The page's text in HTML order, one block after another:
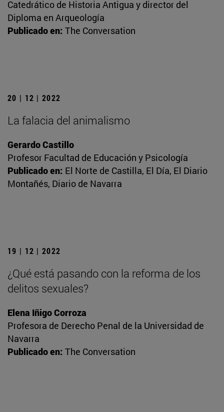
Catedrático de Historia Antigua y director del
Diploma en Arqueología
Publicado en: The Conversation
20 | 12 | 2022
La falacia del animalismo
Gerardo Castillo
Profesor Facultad de Educación y Psicología
Publicado en: El Norte de Castilla, El Día, El Diario
Montañés, Diario de Navarra
19 | 12 | 2022
¿Qué está pasando con la reforma de los
delitos sexuales?
Elena Iñigo Corroza
Profesora de Derecho Penal de la Universidad de
Navarra
Publicado en: The Conversation